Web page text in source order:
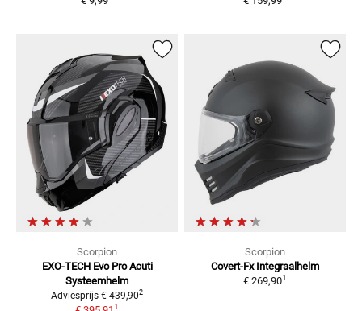
Scorpion
EXO-TECH Evo Pro Acuti
Systeemhelm
Adviesprijs € 439,902
1
Scorpion
Covert-Fx Integraalhelm
€ 269,901